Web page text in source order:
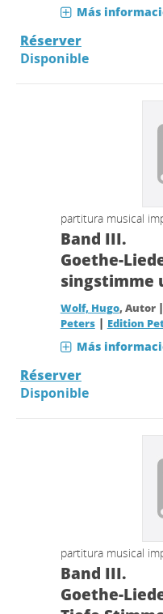
Más
Réserver
Disponible
partitura musical
Band III.
Goethe-
singstimme
Wolf, Hugo, Autor |
Peters| Edition
Más
Réserver
Disponible
partitura musical
Band III.
Goethe-